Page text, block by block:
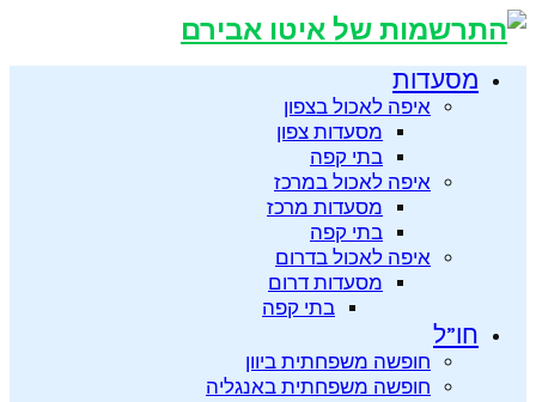
מסעדות
איפה לאכול בצפון
מסעדות צפון
בתי קפה
איפה לאכול במרכז
מסעדות מרכז
בתי קפה
איפה לאכול בדרום
מסעדות דרום
בתי קפה
חו”ל
חופשה משפחתית ביוון
חופשה משפחתית באנגליה